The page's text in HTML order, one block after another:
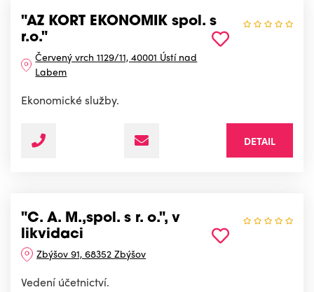
"AZ KORT EKONOMIK spol. s
r.o."
Červený vrch 1129/11, 40001 Ústí nad
Labem
Ekonomické služby.
DETAIL
"C. A. M.,spol. s r. o.", v
likvidaci
Zbýšov 91, 68352 Zbýšov
Vedení účetnictví.